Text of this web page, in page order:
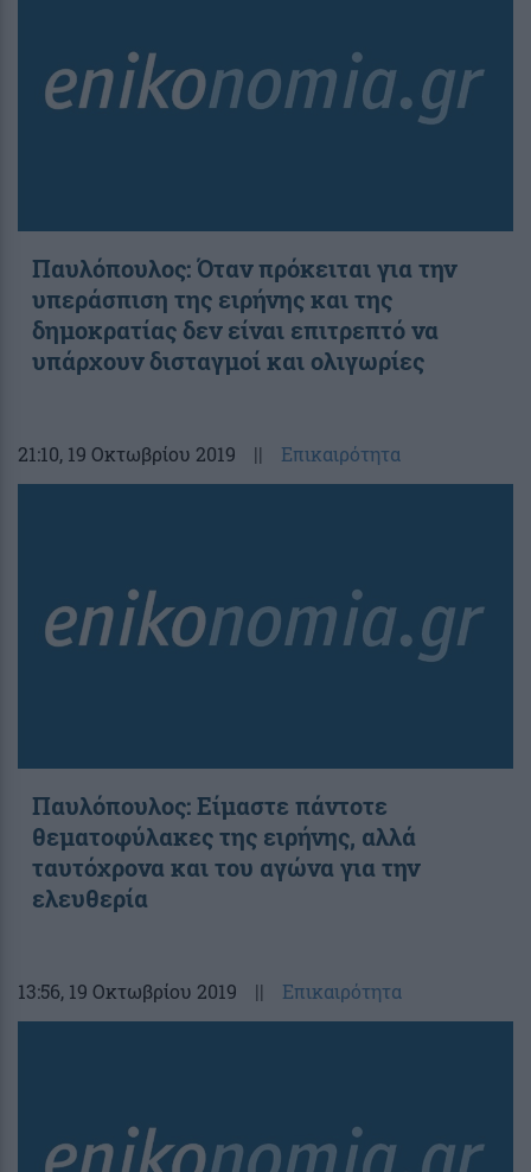
Παυλόπουλος: Όταν πρόκειται για την
υπεράσπιση της ειρήνης και της
δημοκρατίας δεν είναι επιτρεπτό να
υπάρχουν δισταγμοί και ολιγωρίες
21:10, 19 Οκτωβρίου 2019 || Επικαιρότητα
Παυλόπουλος: Είμαστε πάντοτε
θεματοφύλακες της ειρήνης, αλλά
ταυτόχρονα και του αγώνα για την
ελευθερία
13:56, 19 Οκτωβρίου 2019 || Επικαιρότητα